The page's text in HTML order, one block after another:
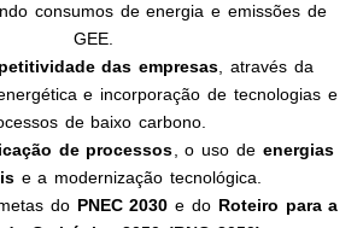
consumos de energia e emissões de
GEE.
das empresas, através da
e incorporação de tecnologias e
de baixo carbono.
de processos, o uso de energias
e a modernização tecnológica.
do PNEC 2030 e do Roteiro para a